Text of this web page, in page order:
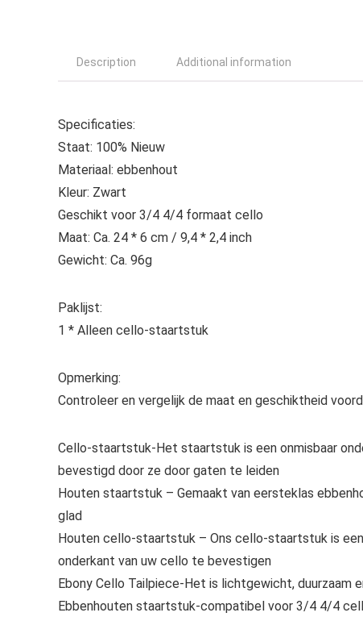
Description Additional information
Specificaties:
Staat: 100% Nieuw
Materiaal: ebbenhout
Kleur: Zwart
Geschikt voor 3/4 4/4 formaat cello
Maat: Ca. 24 * 6 cm / 9,4 * 2,4 inch
Gewicht: Ca. 96g
Paklijst:
1 * Alleen cello-staartstuk
Opmerking:
Controleer en vergelijk de maat en geschiktheid
Cello-staartstuk-Het staartstuk is een onmisbaar
bevestigd door ze door gaten te leiden
Houten staartstuk – Gemaakt van eersteklas
glad
Houten cello-staartstuk – Ons cello-staartstuk is
onderkant van uw cello te bevestigen
Ebony Cello Tailpiece-Het is lichtgewicht,
Ebbenhouten staartstuk-compatibel voor 3/4 4/4